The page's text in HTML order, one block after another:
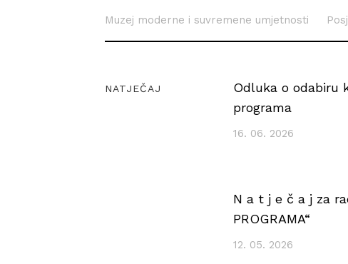
Muzej moderne i suvremene umjetnosti
NATJEČAJ
Odluka o odabiru
programa
16. 06. 2026
N a t j e č a j za
PROGRAMA“
12. 05. 2026